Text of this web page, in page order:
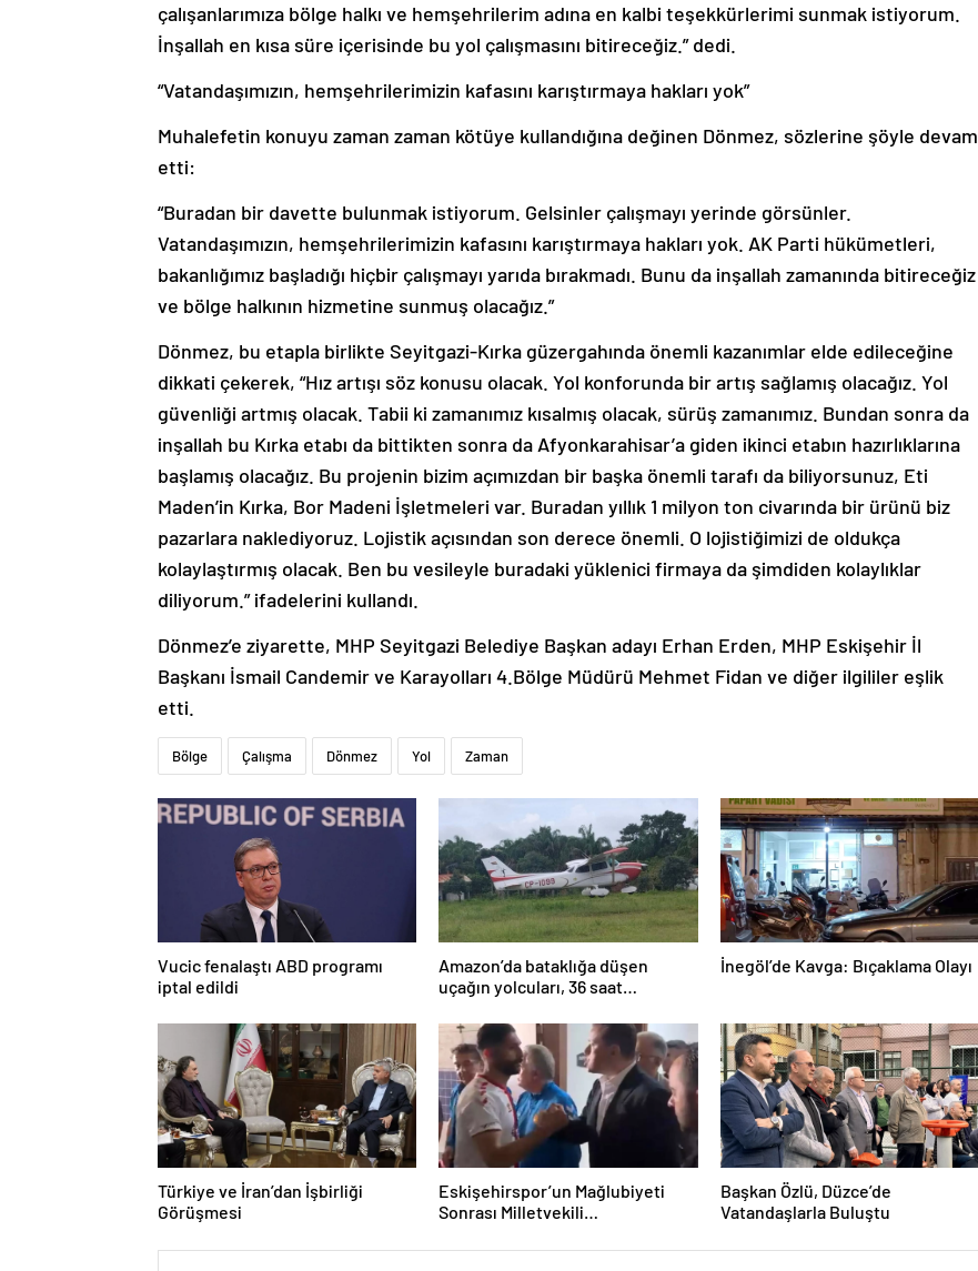
çalışanlarımıza bölge halkı ve hemşehrilerim adına en kalbi teşekkürlerimi sunmak istiyorum.
İnşallah en kısa süre içerisinde bu yol çalışmasını bitireceğiz.” dedi.
“Vatandaşımızın, hemşehrilerimizin kafasını karıştırmaya hakları yok”
Muhalefetin konuyu zaman zaman kötüye kullandığına değinen Dönmez, sözlerine şöyle devam
etti:
“Buradan bir davette bulunmak istiyorum. Gelsinler çalışmayı yerinde görsünler.
Vatandaşımızın, hemşehrilerimizin kafasını karıştırmaya hakları yok. AK Parti hükümetleri,
bakanlığımız başladığı hiçbir çalışmayı yarıda bırakmadı. Bunu da inşallah zamanında bitireceğiz
ve bölge halkının hizmetine sunmuş olacağız.”
Dönmez, bu etapla birlikte Seyitgazi-Kırka güzergahında önemli kazanımlar elde edileceğine
dikkati çekerek, “Hız artışı söz konusu olacak. Yol konforunda bir artış sağlamış olacağız. Yol
güvenliği artmış olacak. Tabii ki zamanımız kısalmış olacak, sürüş zamanımız. Bundan sonra da
inşallah bu Kırka etabı da bittikten sonra da Afyonkarahisar’a giden ikinci etabın hazırlıklarına
başlamış olacağız. Bu projenin bizim açımızdan bir başka önemli tarafı da biliyorsunuz, Eti
Maden’in Kırka, Bor Madeni İşletmeleri var. Buradan yıllık 1 milyon ton civarında bir ürünü biz
pazarlara naklediyoruz. Lojistik açısından son derece önemli. O lojistiğimizi de oldukça
kolaylaştırmış olacak. Ben bu vesileyle buradaki yüklenici firmaya da şimdiden kolaylıklar
diliyorum.” ifadelerini kullandı.
Dönmez’e ziyarette, MHP Seyitgazi Belediye Başkan adayı Erhan Erden, MHP Eskişehir İl
Başkanı İsmail Candemir ve Karayolları 4.Bölge Müdürü Mehmet Fidan ve diğer ilgililer eşlik
etti.
Bölge Çalışma Dönmez Yol Zaman
Vucic fenalaştı ABD programı
iptal edildi
Amazon’da bataklığa düşen
uçağın yolcuları, 36 saat
İnegöl’de Kavga: Bıçaklama Olayı
Türkiye ve İran’dan İşbirliği
Görüşmesi
Eskişehirspor’un Mağlubiyeti
Sonrası Milletvekili
Başkan Özlü, Düzce’de
Vatandaşlarla Buluştu